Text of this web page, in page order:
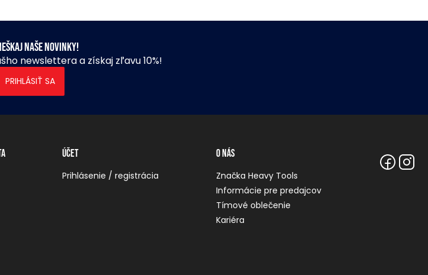
naše novinky!
newslettera a získaj zľavu 10%!
PRIHLÁSIŤ SA
Účet
Prihlásenie / registrácia
O nás
Značka Heavy Tools
Informácie pre predajcov
Tímové oblečenie
Kariéra